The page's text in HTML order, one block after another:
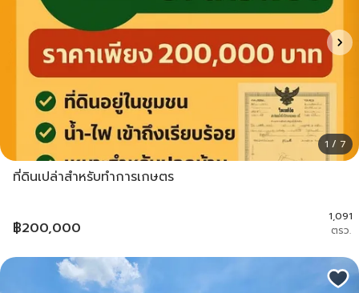
1 / 7
ที่ดินเปล่าสำหรับทำการเกษตร
฿200,000
1,091
ตรว.